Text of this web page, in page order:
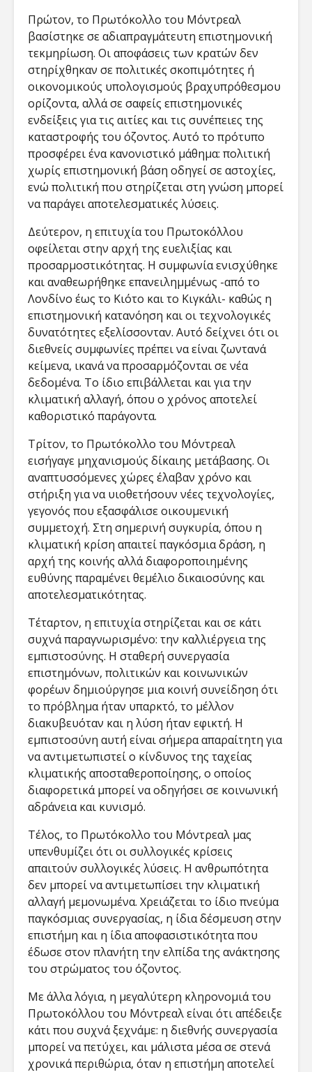
Πρώτον, το Πρωτόκολλο του Μόντρεαλ
βασίστηκε σε αδιαπραγμάτευτη επιστημονική
τεκμηρίωση. Οι αποφάσεις των κρατών δεν
στηρίχθηκαν σε πολιτικές σκοπιμότητες ή
οικονομικούς υπολογισμούς βραχυπρόθεσμου
ορίζοντα, αλλά σε σαφείς επιστημονικές
ενδείξεις για τις αιτίες και τις συνέπειες της
καταστροφής του όζοντος. Αυτό το πρότυπο
προσφέρει ένα κανονιστικό μάθημα: πολιτική
χωρίς επιστημονική βάση οδηγεί σε αστοχίες,
ενώ πολιτική που στηρίζεται στη γνώση μπορεί
να παράγει αποτελεσματικές λύσεις.
Δεύτερον, η επιτυχία του Πρωτοκόλλου
οφείλεται στην αρχή της ευελιξίας και
προσαρμοστικότητας. Η συμφωνία ενισχύθηκε
και αναθεωρήθηκε επανειλημμένως -από το
Λονδίνο έως το Κιότο και το Κιγκάλι- καθώς η
επιστημονική κατανόηση και οι τεχνολογικές
δυνατότητες εξελίσσονταν. Αυτό δείχνει ότι οι
διεθνείς συμφωνίες πρέπει να είναι ζωντανά
κείμενα, ικανά να προσαρμόζονται σε νέα
δεδομένα. Το ίδιο επιβάλλεται και για την
κλιματική αλλαγή, όπου ο χρόνος αποτελεί
καθοριστικό παράγοντα.
Τρίτον, το Πρωτόκολλο του Μόντρεαλ
εισήγαγε μηχανισμούς δίκαιης μετάβασης. Οι
αναπτυσσόμενες χώρες έλαβαν χρόνο και
στήριξη για να υιοθετήσουν νέες τεχνολογίες,
γεγονός που εξασφάλισε οικουμενική
συμμετοχή. Στη σημερινή συγκυρία, όπου η
κλιματική κρίση απαιτεί παγκόσμια δράση, η
αρχή της κοινής αλλά διαφοροποιημένης
ευθύνης παραμένει θεμέλιο δικαιοσύνης και
αποτελεσματικότητας.
Τέταρτον, η επιτυχία στηρίζεται και σε κάτι
συχνά παραγνωρισμένο: την καλλιέργεια της
εμπιστοσύνης. Η σταθερή συνεργασία
επιστημόνων, πολιτικών και κοινωνικών
φορέων δημιούργησε μια κοινή συνείδηση ότι
το πρόβλημα ήταν υπαρκτό, το μέλλον
διακυβευόταν και η λύση ήταν εφικτή. Η
εμπιστοσύνη αυτή είναι σήμερα απαραίτητη για
να αντιμετωπιστεί ο κίνδυνος της ταχείας
κλιματικής αποσταθεροποίησης, ο οποίος
διαφορετικά μπορεί να οδηγήσει σε κοινωνική
αδράνεια και κυνισμό.
Τέλος, το Πρωτόκολλο του Μόντρεαλ μας
υπενθυμίζει ότι οι συλλογικές κρίσεις
απαιτούν συλλογικές λύσεις. Η ανθρωπότητα
δεν μπορεί να αντιμετωπίσει την κλιματική
αλλαγή μεμονωμένα. Χρειάζεται το ίδιο πνεύμα
παγκόσμιας συνεργασίας, η ίδια δέσμευση στην
επιστήμη και η ίδια αποφασιστικότητα που
έδωσε στον πλανήτη την ελπίδα της ανάκτησης
του στρώματος του όζοντος.
Με άλλα λόγια, η μεγαλύτερη κληρονομιά του
Πρωτοκόλλου του Μόντρεαλ είναι ότι απέδειξε
κάτι που συχνά ξεχνάμε: η διεθνής συνεργασία
μπορεί να πετύχει, και μάλιστα μέσα σε στενά
χρονικά περιθώρια, όταν η επιστήμη αποτελεί